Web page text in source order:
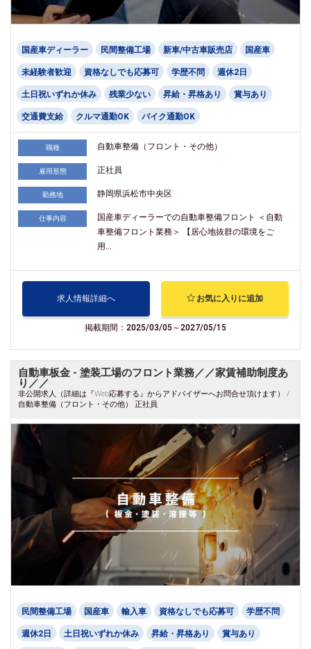
国産車ディーラー 民間整備工場 新車/中古車販売店 国産車
未経験者歓迎 資格なしでも応募可 学歴不問 週休2日
土日祝いずれか休み 残業少ない 昇給・昇格あり 賞与あり
交通費支給 クルマ通勤OK バイク通勤OK
職種 自動車整備（フロント・その他）
雇用形態 正社員
勤務地 静岡県浜松市中央区
仕事内容
国産車ディーラーでの自動車整備フロント ＜自動
車整備フロント業務＞ 【居心地抜群の環境をご
用...
求人情報詳細へ お気に入りに追加
掲載期間：2025/03/05～2027/05/15
自動車板金 - 塗装工場のフロント業務／／家賃補助制度あ
り／／
非公開求人（詳細は『Web応募する』からアドバイザーへお問合せ頂けます） /
自動車整備（フロント・その他） 正社員
民間整備工場 国産車 輸入車 資格なしでも応募可 学歴不問
週休2日 土日祝いずれか休み 昇給・昇格あり 賞与あり